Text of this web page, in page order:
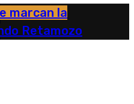
marcan la
Retamozo